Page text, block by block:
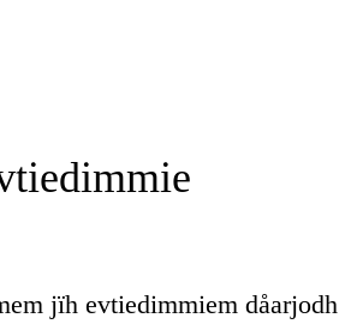
jïh evtiedimmiem dåarjodh